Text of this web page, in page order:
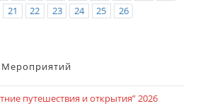
21 22 23 24 25 26
путешествия и открытия” 2026